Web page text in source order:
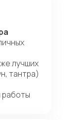
лучших
тантра)